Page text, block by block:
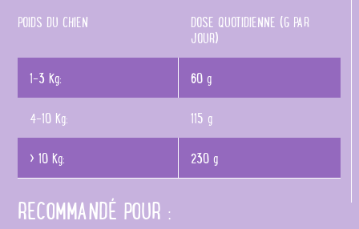
POIDS DU CHIEN DOSE QUOTIDIENNE (G PAR
JOUR)
1-3 Kg:
60 g
4-10 Kg:
115 g
> 10 Kg:
230 g
RECOMMANDÉ POUR :